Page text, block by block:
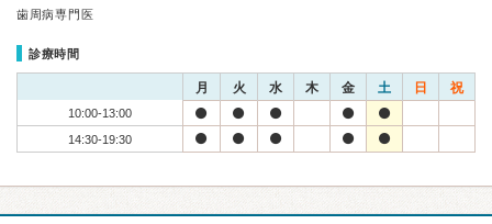
歯周病専門医
診療時間
月 火 水 木 金 土 日 祝
10:00-13:00
14:30-19:30